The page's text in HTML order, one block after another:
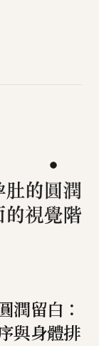
潤留白：
與身體排